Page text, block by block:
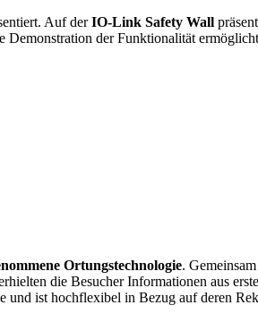
Auf derIO-Link Safety Wall
Demonstration der Funktionalität
Ortungstechnologie.
die Besucher Informationen aus
und ist hochflexibel in Bezug auf deren